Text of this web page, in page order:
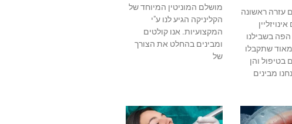
עזרה ראשונה
בשבילנו
שתקבלו
בטיפול והן
מבינים
מושלם המוניטין המיוחד של
הקליניקה הגיע לנו ע"י
המקצועיות. אנו קולטים
ומבינים בהחלט את הצורך
של